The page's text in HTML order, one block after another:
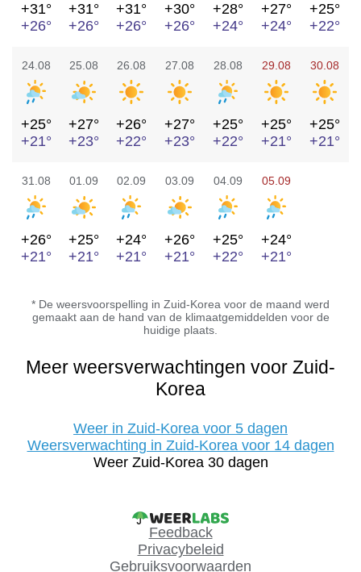
+31°
+26°
+31°
+26°
+31°
+26°
+30°
+26°
+28°
+24°
+27°
+24°
+25°
+22°
24.08
+25°
+21°
25.08
+27°
+23°
26.08
+26°
+22°
27.08
+27°
+23°
28.08
+25°
+22°
29.08
+25°
+21°
30.08
+25°
+21°
31.08
+26°
+21°
01.09
+25°
+21°
02.09
+24°
+21°
03.09
+26°
+21°
04.09
+25°
+22°
05.09
+24°
+21°
* De weersvoorspelling in Zuid-Korea voor de maand werd
gemaakt aan de hand van de klimaatgemiddelden voor de
huidige plaats.
Meer weersverwachtingen voor Zuid-
Korea
Weer in Zuid-Korea voor 5 dagen
Weersverwachting in Zuid-Korea voor 14 dagen
Weer Zuid-Korea 30 dagen
Feedback
Privacybeleid
Gebruiksvoorwaarden